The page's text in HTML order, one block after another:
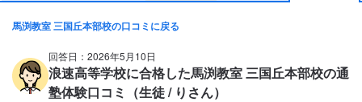
馬渕教室 三国丘本部校の口コミに戻る
回答日：2026年5月10日
浪速高等学校に合格した馬渕教室 三国丘本部校の通
塾体験口コミ（生徒 / りさん）